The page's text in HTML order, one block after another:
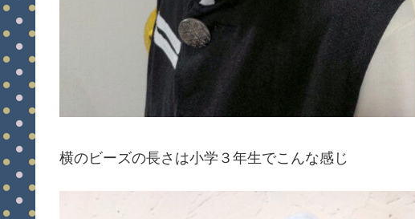
横のビーズの長さは小学３年生でこんな感じ